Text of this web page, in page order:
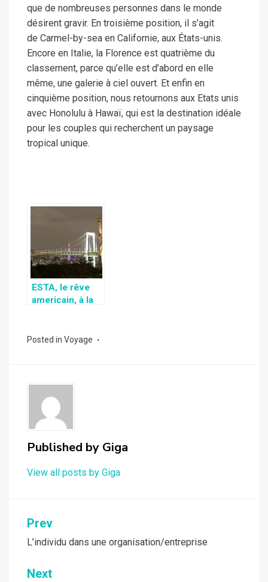
que de nombreuses personnes dans le monde
désirent gravir. En troisième position, il s’agit
de Carmel-by-sea en Californie, aux États-unis.
Encore en Italie, la Florence est quatrième du
classement, parce qu’elle est d’abord en elle
même, une galerie à ciel ouvert. Et enfin en
cinquième position, nous retournons aux Etats unis
avec Honolulu à Hawaï, qui est la destination idéale
pour les couples qui recherchent un paysage
tropical unique.
ESTA, le rêve
americain, à la
Posted in Voyage
Published by Giga
View all posts by Giga
Navigation
de
l’article
Prev
L’individu dans une organisation/entreprise
Next